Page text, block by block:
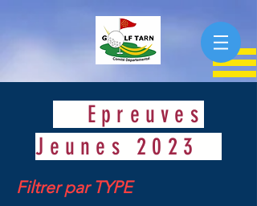
Epreuves
Jeunes 2023
Filtrer par TYPE